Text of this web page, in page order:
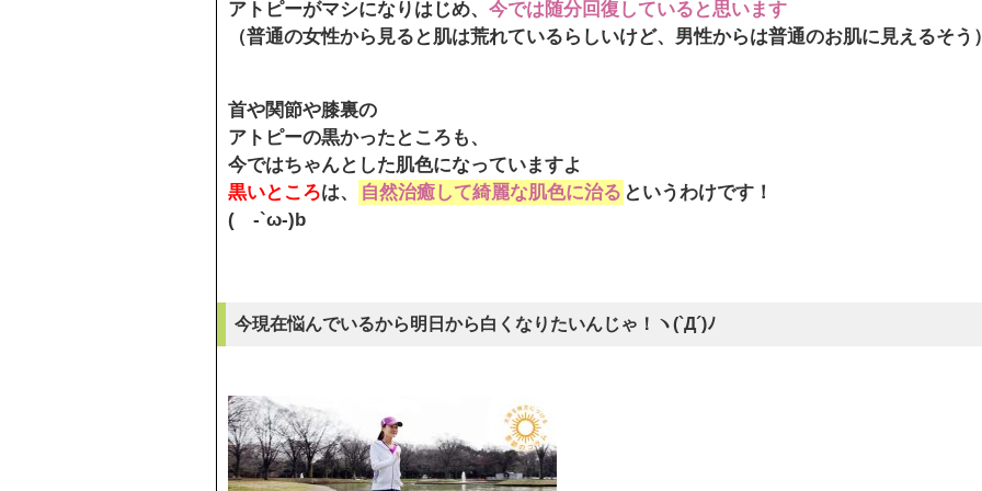
アトピーがマシになりはじめ、 今では随分回復していると思います
（普通の女性から見ると肌は荒れているらしいけど、男性からは普通のお肌に見えるそう
首や関節や膝裏の
アトピーの黒かったところも、
今ではちゃんとした肌色になっていますよ
黒いところは、 自然治癒して綺麗な肌色に治る というわけです！
( -`ω-)b
今現在悩んでいるから明日から白くなりたいんじゃ！ヽ(`Д´)ﾉ